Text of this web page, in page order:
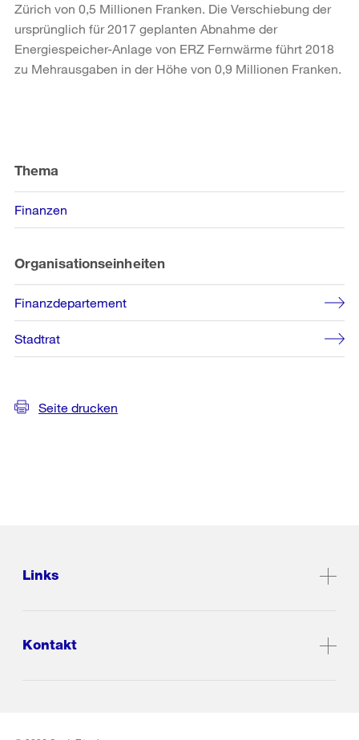
Zürich von 0,5 Millionen Franken. Die Verschiebung der
ursprünglich für 2017 geplanten Abnahme der
Energiespeicher-Anlage von ERZ Fernwärme führt 2018
zu Mehrausgaben in der Höhe von 0,9 Millionen Franken.
Informationen
Thema
Finanzen
Organisationseinheiten
Finanzdepartement
Stadtrat
Seite drucken
Links
Kontakt